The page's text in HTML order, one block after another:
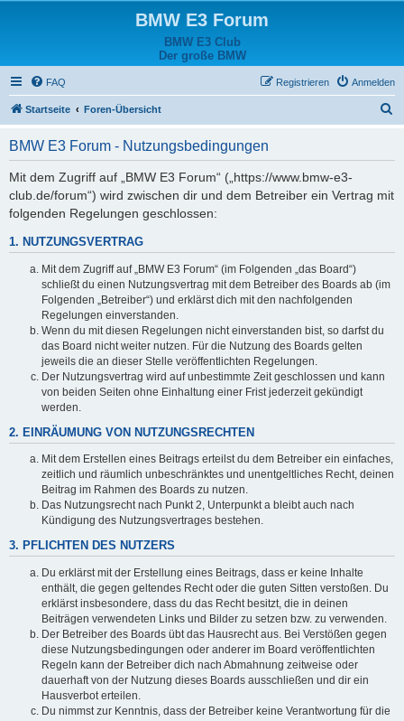
BMW E3 Forum
BMW E3 Club
Der große BMW
FAQ Anmelden
Registrieren
Startseite Foren-Übersicht
BMW E3 Forum - Nutzungsbedingungen
Mit dem Zugriff auf „BMW E3 Forum“ („https://www.bmw-e3-
club.de/forum“) wird zwischen dir und dem Betreiber ein Vertrag mit
folgenden Regelungen geschlossen:
1. NUTZUNGSVERTRAG
Mit dem Zugriff auf „BMW E3 Forum“ (im Folgenden „das Board“)
schließt du einen Nutzungsvertrag mit dem Betreiber des Boards ab (im
Folgenden „Betreiber“) und erklärst dich mit den nachfolgenden
Regelungen einverstanden.
Wenn du mit diesen Regelungen nicht einverstanden bist, so darfst du
das Board nicht weiter nutzen. Für die Nutzung des Boards gelten
jeweils die an dieser Stelle veröffentlichten Regelungen.
Der Nutzungsvertrag wird auf unbestimmte Zeit geschlossen und kann
von beiden Seiten ohne Einhaltung einer Frist jederzeit gekündigt
werden.
2. EINRÄUMUNG VON NUTZUNGSRECHTEN
Mit dem Erstellen eines Beitrags erteilst du dem Betreiber ein einfaches,
zeitlich und räumlich unbeschränktes und unentgeltliches Recht, deinen
Beitrag im Rahmen des Boards zu nutzen.
Das Nutzungsrecht nach Punkt 2, Unterpunkt a bleibt auch nach
Kündigung des Nutzungsvertrages bestehen.
3. PFLICHTEN DES NUTZERS
Du erklärst mit der Erstellung eines Beitrags, dass er keine Inhalte
enthält, die gegen geltendes Recht oder die guten Sitten verstoßen. Du
erklärst insbesondere, dass du das Recht besitzt, die in deinen
Beiträgen verwendeten Links und Bilder zu setzen bzw. zu verwenden.
Der Betreiber des Boards übt das Hausrecht aus. Bei Verstößen gegen
diese Nutzungsbedingungen oder anderer im Board veröffentlichten
Regeln kann der Betreiber dich nach Abmahnung zeitweise oder
dauerhaft von der Nutzung dieses Boards ausschließen und dir ein
Hausverbot erteilen.
Du nimmst zur Kenntnis, dass der Betreiber keine Verantwortung für die